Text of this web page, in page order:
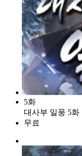
5화
대사부 일풍 5화
무료